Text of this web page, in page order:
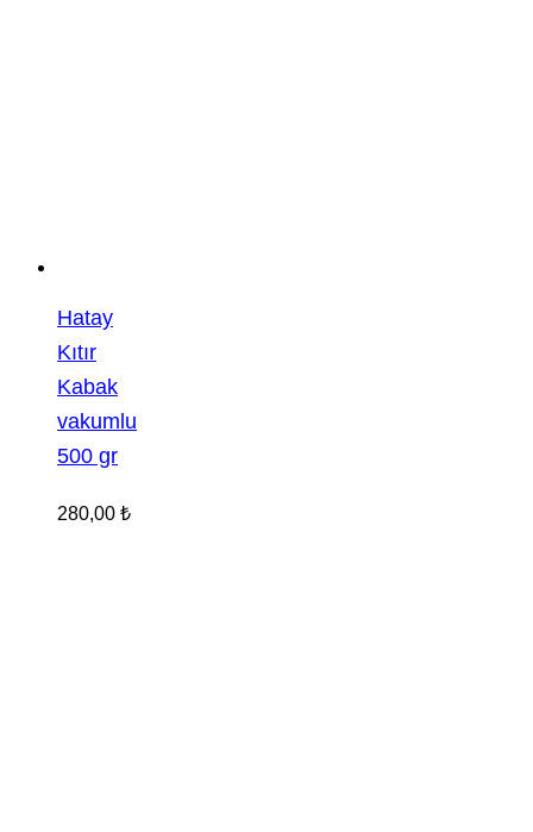
Hatay
Kıtır
Kabak
vakumlu
500 gr
280,00 ₺